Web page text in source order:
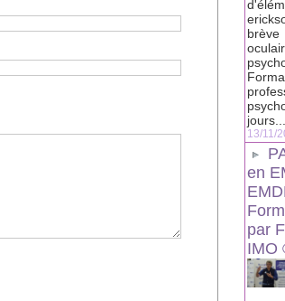
jours...
13/11/
en
par
IMO